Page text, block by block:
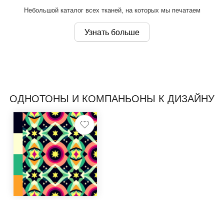
Небольшой каталог всех тканей, на которых мы печатаем
Узнать больше
ОДНОТОНЫ И КОМПАНЬОНЫ К ДИЗАЙНУ